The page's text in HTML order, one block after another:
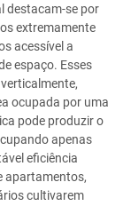
destacam-se por
extremamente
acessível a
espaço. Esses
ocupada por uma
pode produzir o
apenas
eficiência
apartamentos,
cultivarem